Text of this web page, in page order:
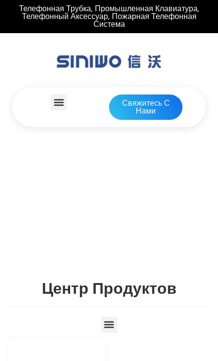
Телефонная Трубка, Промышленная Клавиатура,
Телефонный Аксессуар, Пожарная Телефонная
Система
Свяжитесь С
Нами
Центр Продуктов